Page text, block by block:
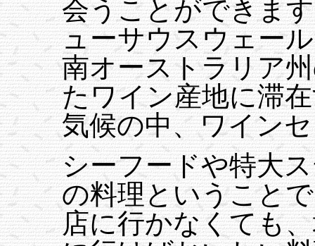
会うことができま
ューサウスウェー
南オーストラリア
たワイン産地に滞
気候の中、ワイン
シーフードや特大
の料理ということ
店に行かなくても